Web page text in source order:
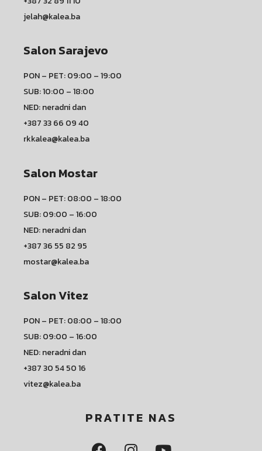
jelah@kalea.ba
Salon Sarajevo
PON – PET: 09:00 – 19:00
SUB: 10:00 – 18:00
NED: neradni dan
+387 33 66 09 40
rkkalea@kalea.ba
Salon Mostar
PON – PET: 08:00 – 18:00
SUB: 09:00 – 16:00
NED: neradni dan
+387 36 55 82 95
mostar@kalea.ba
Salon Vitez
PON – PET: 08:00 – 18:00
SUB: 09:00 – 16:00
NED: neradni dan
+387 30 54 50 16
vitez@kalea.ba
PRATITE NAS